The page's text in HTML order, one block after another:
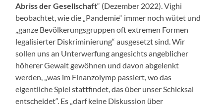
Abriss der Gesellschaft“ (Dezember 2022). Vighi
beobachtet, wie die „Pandemie“ immer noch wütet und
„ganze Bevölkerungsgruppen oft extremen Formen
legalisierter Diskriminierung“ ausgesetzt sind. Wir
sollen uns an Unterwerfung angesichts angeblicher
höherer Gewalt gewöhnen und davon abgelenkt
werden, „was im Finanzolymp passiert, wo das
eigentliche Spiel stattfindet, das über unser Schicksal
entscheidet“. Es „darf keine Diskussion über